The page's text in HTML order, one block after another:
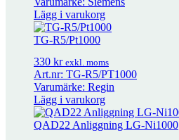
VPEL..-N 4 608kr exkl. moms
VPL 16-N 3 256 kr exkl. moms
TEK Kanal NTC 10 480 kr exkl. moms
Lägg i varukorg
TG-R5/Pt1000
330 kr exkl. moms
Art.nr: TG-R5/PT1000
Varumärke: Regin
Lägg i varukorg
QAD22 Anliggning LG-Ni1000